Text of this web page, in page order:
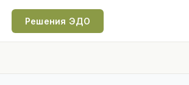
Решения ЭДО